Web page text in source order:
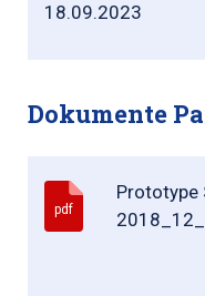
18.09.2023
Dokumente
pdf
Prototype